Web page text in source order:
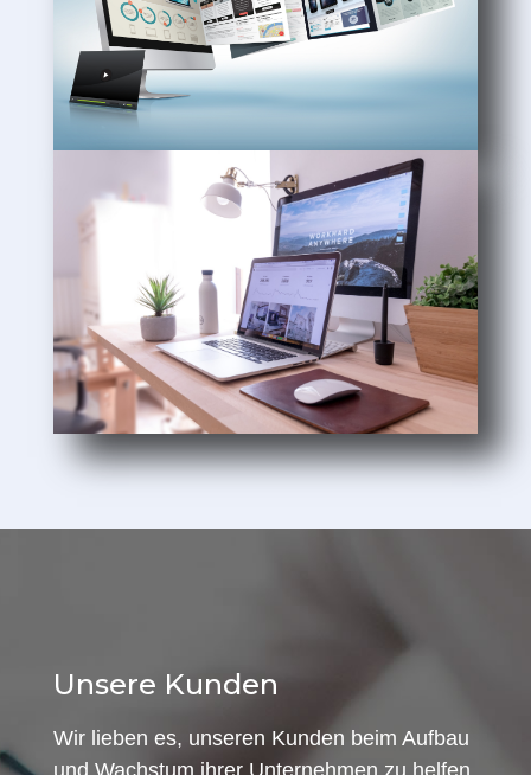
Unsere Kunden
Wir lieben es, unseren Kunden beim Aufbau
und Wachstum ihrer Unternehmen zu helfen.